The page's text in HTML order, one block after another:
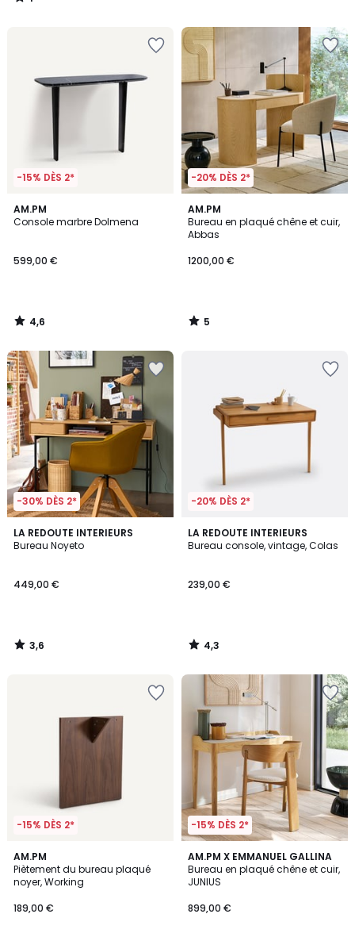
/
-15% DÈS 2*
AM.PM
Console marbre Dolmena
599,00 €
4,6
/ 5
4,6
/
-20% DÈS 2*
AM.PM
Bureau en plaqué chêne et cuir,
Abbas
1200,00 €
5
/
5
5
/
-30% DÈS 2*
LA REDOUTE INTERIEURS
Bureau Noyeto
449,00 €
3,6
/ 5
3,6
/
-20% DÈS 2*
LA REDOUTE INTERIEURS
Bureau console, vintage, Colas
239,00 €
4,3
/ 5
4,3
/
-15% DÈS 2*
AM.PM
Piètement du bureau plaqué
noyer, Working
189,00 €
-15% DÈS 2*
AM.PM X EMMANUEL GALLINA
Bureau en plaqué chêne et cuir,
JUNIUS
899,00 €
3
/
5